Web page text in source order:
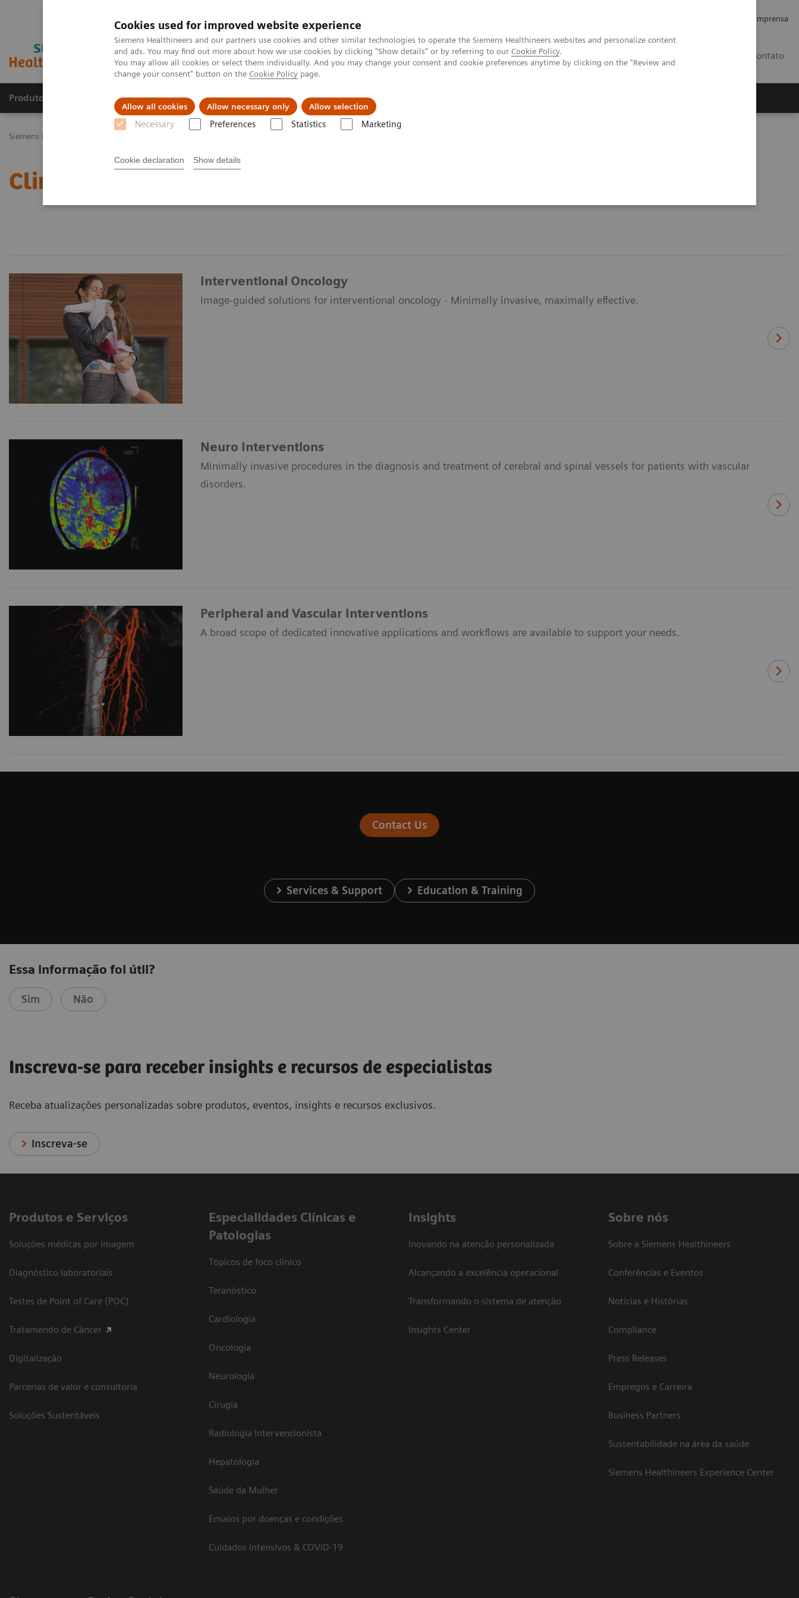
Cookies used for improved website experience
Siemens Healthineers and our partners use cookies and other similar technologies to operate the Siemens Healthineers websites and personalize content
and ads. You may find out more about how we use cookies by clicking "Show details" or by referring to our Cookie Policy.
You may allow all cookies or select them individually. And you may change your consent and cookie preferences anytime by clicking on the "Review and
change your consent" button on the Cookie Policy page.
Allow all cookies Allow necessary only Allow selection
Necessary Preferences Statistics Marketing
Cookie declaration Show details
Imprensa
Contato
Produtos e serviços Especialidades Clínicas e Patologias Serviços de pós-venda
Siemens Healthineers Brasil
Clinical Specialities
Interventional Oncology
Image-guided solutions for interventional oncology - Minimally invasive, maximally effective.
Neuro Interventions
Minimally invasive procedures in the diagnosis and treatment of cerebral and spinal vessels for patients with vascular
disorders.
Peripheral and Vascular Interventions
A broad scope of dedicated innovative applications and workflows are available to support your needs.
Contact Us
Services & Support Education & Training
Essa informação foi útil?
Sim Não
Inscreva-se para receber insights e recursos de especialistas
Receba atualizações personalizadas sobre produtos, eventos, insights e recursos exclusivos.
Inscreva-se
Produtos e Serviços
Soluções médicas por Imagem
Diagnóstico laboratoriais
Testes de Point of Care (POC)
Tratamendo de Câncer
Digitalização
Parcerias de valor e consultoria
Soluções Sustentáveis
​Especialidades Clínicas e
Patologias
Tópicos de foco clínico
Teranóstico
Cardiologia
Oncologia
Neurologia
Cirugia
Radiologia Intervencionista
Hepatologia
Saúde da Mulher
Ensaios por doenças e condições
Cuidados intensivos & COVID-19
Insights
Inovando na atenção personalizada
Alcançando a excelência operacional
Transformando o sistema de atenção
Insights Center
Sobre nós
Sobre a Siemens Healthineers
Conferências e Eventos
Notícias e Histórias
Compliance
Press Releases
Empregos e Carreira
Business Partners
Sustentabilidade na área da saúde
Siemens Healthineers Experience Center